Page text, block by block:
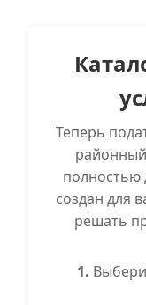
Теперь
полностью
создан для
решать
1.